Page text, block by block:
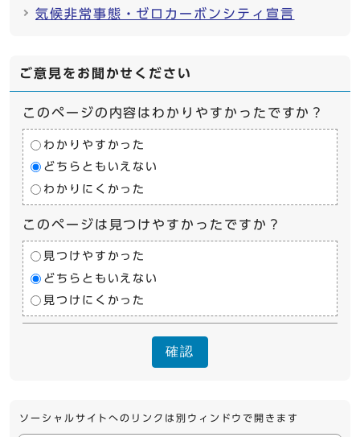
気候非常事態・ゼロカーボンシティ宣言
ご意見をお聞かせください
このページの内容はわかりやすかったですか？
わかりやすかった
どちらともいえない
わかりにくかった
このページは見つけやすかったですか？
見つけやすかった
どちらともいえない
見つけにくかった
確認
ソーシャルサイトへのリンクは別ウィンドウで開きます